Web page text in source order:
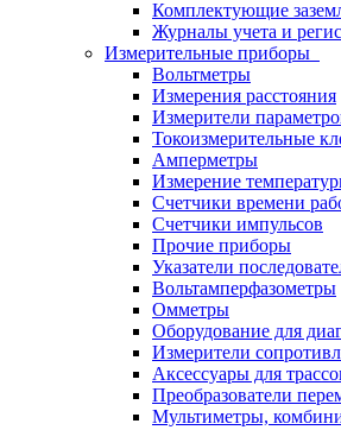
Комплектующие
Журналы учета и
Измерительные приборы
Вольтметры
Измерения расстояния
Измерители
Токоизмерительные
Амперметры
Измерение
Счетчики времени
Счетчики импульсов
Прочие приборы
Указатели
Вольтамперфазометры
Омметры
Оборудование для
Измерители
Аксессуары для
Преобразователи
Мультиметры,